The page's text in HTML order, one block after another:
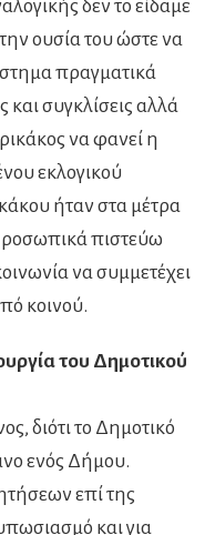
δεν το είδαμε
ουσία του ώστε να
πραγματικά
και συγκλίσεις αλλά
να φανεί η
εκλογικού
ήταν στα μέτρα
πιστεύω
να συμμετέχει
κοινού.
του Δημοτικού
διότι το Δημοτικό
ενός Δήμου.
επί της
και για